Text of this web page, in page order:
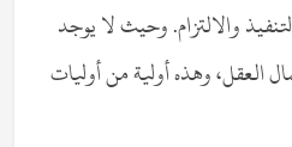
والالتزام. وحيث لا يوجد
العقل، وهذه أولية من أوليات